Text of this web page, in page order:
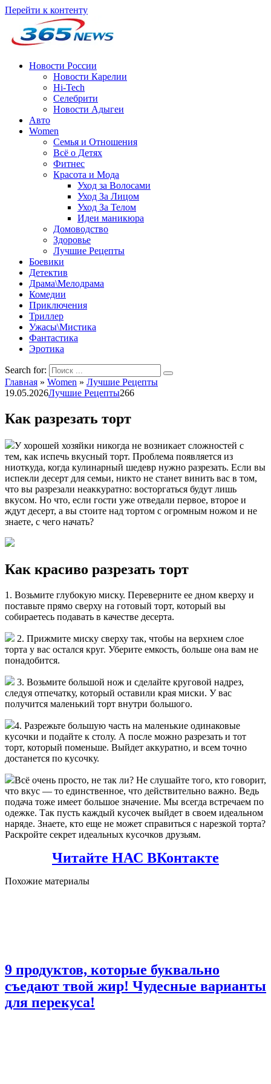
Перейти к контенту
Новости России
Новости Карелии
Hi-Tech
Селебрити
Новости Адыгеи
Авто
Women
Семья и Отношения
Всё о Детях
Фитнес
Красота и Мода
Уход за Волосами
Уход За Лицом
Уход За Телом
Идеи маникюра
Домоводство
Здоровье
Лучшие Рецепты
Боевики
Детектив
Драма\Мелодрама
Комедии
Приключения
Триллер
Ужасы\Мистика
Фантастика
Эротика
Search for:
Главная » Women » Лучшие Рецепты
19.05.2026Лучшие Рецепты266
Как разрезать торт
У хорошей хозяйки никогда не возникает сложностей с
тем, как испечь вкусный торт. Проблема появляется из
ниоткуда, когда кулинарный шедевр нужно разрезать. Если вы
испекли десерт для семьи, никто не станет винить вас в том,
что вы разрезали неаккуратно: восторгаться будут лишь
вкусом. Но что, если гости уже отведали первое, второе и
ждут десерт, а вы стоите над тортом с огромным ножом и не
знаете, с чего начать?
Как красиво разрезать торт
1. Возьмите глубокую миску. Переверните ее дном кверху и
поставьте прямо сверху на готовый торт, который вы
собираетесь подавать в качестве десерта.
2. Прижмите миску сверху так, чтобы на верхнем слое
торта у вас остался круг. Уберите емкость, больше она вам не
понадобится.
3. Возьмите большой нож и сделайте круговой надрез,
следуя отпечатку, который оставили края миски. У вас
получится маленький торт внутри большого.
4. Разрежьте большую часть на маленькие одинаковые
кусочки и подайте к столу. А после можно разрезать и тот
торт, который поменьше. Выйдет аккуратно, и всем точно
достанется по кусочку.
Всё очень просто, не так ли? Не слушайте того, кто говорит,
что вкус — то единственное, что действительно важно. Ведь
подача тоже имеет большое значение. Мы всегда встречаем по
одежке. Так пусть каждый кусочек выйдет в своем идеальном
наряде. Знаете, кто еще не может справиться с нарезкой торта?
Раскройте секрет идеальных кусочков друзьям.
Читайте НАС ВКонтакте
Похожие материалы
9 продуктов, которые буквально
съедают твой жир! Чудесные варианты
для перекуса!